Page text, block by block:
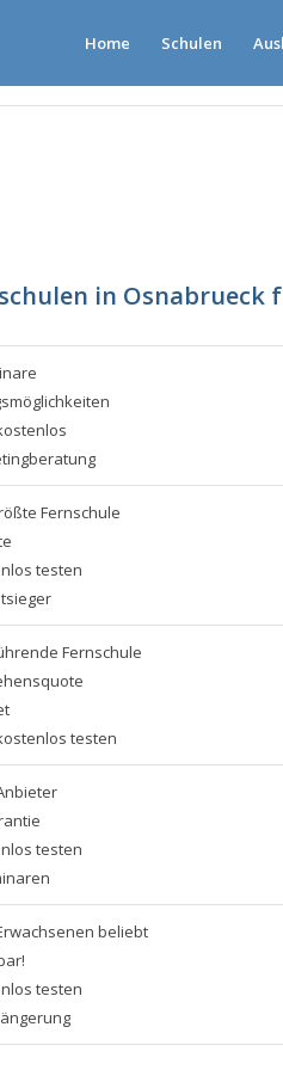
Home Schulen
in
Fernschule
testen
Fernschule
testen
testen
beliebt
testen